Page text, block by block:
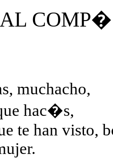
AL
muchacho,
hac�s,
te han visto,